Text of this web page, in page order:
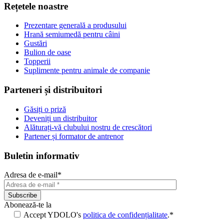
Rețetele noastre
Prezentare generală a produsului
Hrană semiumedă pentru câini
Gustări
Bulion de oase
Topperii
Suplimente pentru animale de companie
Parteneri și distribuitori
Găsiți o priză
Deveniți un distribuitor
Alăturați-vă clubului nostru de crescători
Partener și formator de antrenor
Buletin informativ
Adresa de e-mail*
Abonează-te la
Accept YDOLO's politica de confidențialitate.*